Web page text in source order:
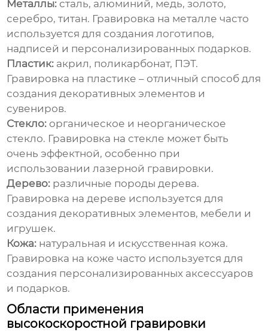
Металлы: сталь, алюминий, медь, золото,
серебро, титан. Гравировка на металле часто
используется для создания логотипов,
надписей и персонализированных подарков.
Пластик: акрил, поликарбонат, ПЭТ.
Гравировка на пластике – отличный способ для
создания декоративных элементов и
сувениров.
Стекло: органическое и неорганическое
стекло. Гравировка на стекле может быть
очень эффектной, особенно при
использовании лазерной гравировки.
Дерево: различные породы дерева.
Гравировка на дереве используется для
создания декоративных элементов, мебели и
игрушек.
Кожа: натуральная и искусственная кожа.
Гравировка на коже часто используется для
создания персонализированных аксессуаров
и подарков.
Области применения
высокоскоростной гравировки